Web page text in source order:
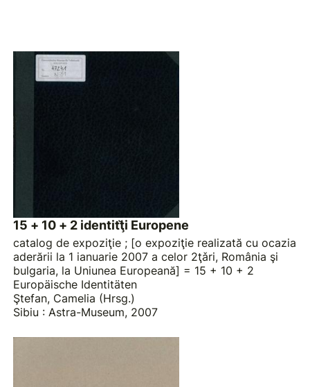
15 + 10 + 2 identitţ̆i Europene
catalog de expoziţie ; [o expoziţie realizată cu ocazia
aderării la 1 ianuarie 2007 a celor 2ţǎri, România şi
bulgaria, la Uniunea Europeană] = 15 + 10 + 2
Europäische Identitäten
Ştefan, Camelia (Hrsg.)
Sibiu : Astra-Museum, 2007